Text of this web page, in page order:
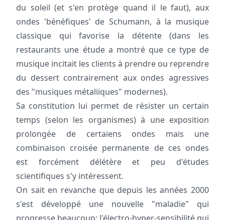
du soleil (et s'en protège quand il le faut), aux
ondes 'bénéfiques' de Schumann, à la musique
classique qui favorise la détente (dans les
restaurants une étude a montré que ce type de
musique incitait les clients à prendre ou reprendre
du dessert contrairement aux ondes agressives
des "musiques métaliiques" modernes).
Sa constitution lui permet de résister un certain
temps (selon les organismes) à une exposition
prolongée de certaiens ondes mais une
combinaison croisée permanente de ces ondes
est forcément délétère et peu d'études
scientifiques s'y intéressent.
On sait en revanche que depuis les années 2000
s'est développé une nouvelle "maladie" qui